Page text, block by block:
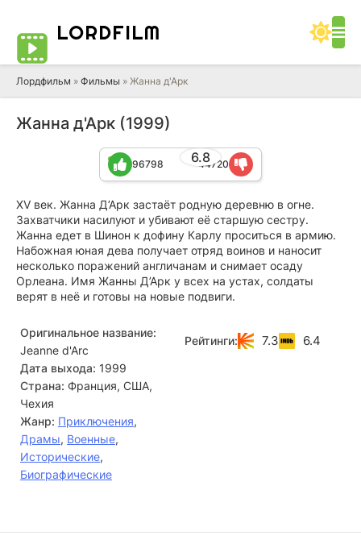
LORDFILM
Лордфильм » Фильмы » Жанна д'Арк
Жанна д'Арк (1999)
6.8
96798 44720
XV век. Жанна Д’Арк застаёт родную деревню в огне.
Захватчики насилуют и убивают её старшую сестру.
Жанна едет в Шинон к дофину Карлу проситься в армию.
Набожная юная дева получает отряд воинов и наносит
несколько поражений англичанам и снимает осаду
Орлеана. Имя Жанны Д’Арк у всех на устах, солдаты
верят в неё и готовы на новые подвиги.
Оригинальное название:
Jeanne d'Arc
Дата выхода: 1999
Страна: Франция, США,
Чехия
Жанр: Приключения,
Драмы, Военные,
Исторические,
Биографические
Рейтинги: 7.3 6.4